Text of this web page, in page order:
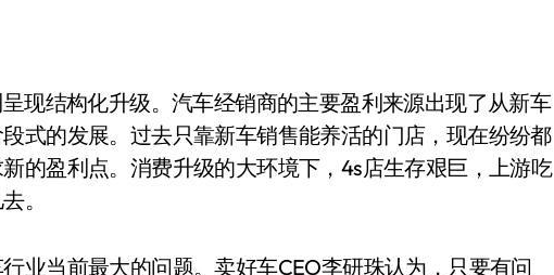
现结构化升级。汽车经销商的主要盈利来源出现了从新车
式的发展。过去只靠新车销售能养活的门店，现在纷纷都
的盈利点。消费升级的大环境下，4s店生存艰巨，上游吃
。
业当前最大的问题。卖好车CEO李研珠认为，只要有问